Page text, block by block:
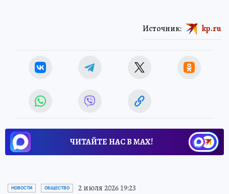
Источник: kp.ru
ЧИТАЙТЕ НАС В МАХ!
НОВОСТИ ОБЩЕСТВО 2 июля 2026 19:23